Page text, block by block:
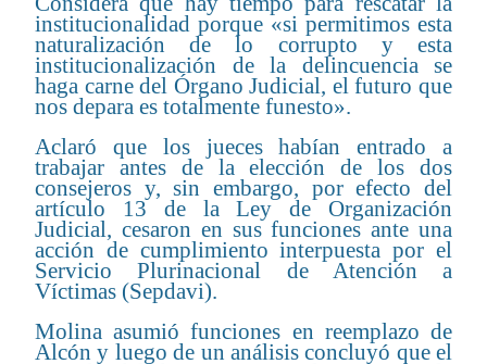
institucionalidad porque «si permitimos esta
naturalización de lo corrupto y esta
institucionalización de la delincuencia se
haga carne del Órgano Judicial, el futuro que
nos depara es totalmente funesto».
Aclaró que los jueces habían entrado a
trabajar antes de la elección de los dos
consejeros y, sin embargo, por efecto del
artículo 13 de la Ley de Organización
Judicial, cesaron en sus funciones ante una
acción de cumplimiento interpuesta por el
Servicio Plurinacional de Atención a
Víctimas (Sepdavi).
Molina asumió funciones en reemplazo de
Alcón y luego de un análisis concluyó que el